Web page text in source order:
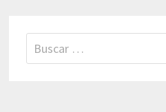
Buscar: